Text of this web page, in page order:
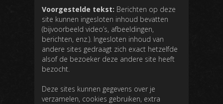
Voorgestelde tekst: Berichten op deze
site kunnen ingesloten inhoud bevatten
(bijvoorbeeld video’s, afbeeldingen,
berichten, enz.). Ingesloten inhoud van
andere sites gedraagt zich exact hetzelfde
alsof de bezoeker deze andere site heeft
bezocht.
Deze sites kunnen gegevens over je
verzamelen, cookies gebruiken, extra